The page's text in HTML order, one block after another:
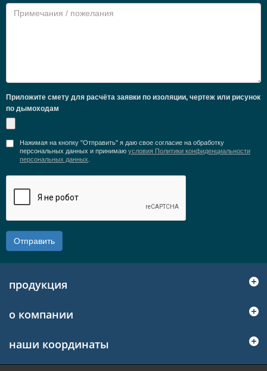
Приложите смету для расчёта заявки по изоляции, чертеж или рисунок
по дымоходам
Нажимая на кнопку "Отправить" я даю свое согласие на обработку
персональных данных и принимаю условия Политики конфиденциальности
персональных данных
Отправить
продукция
о компании
наши координаты